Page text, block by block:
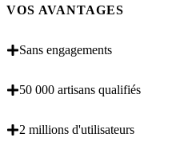
VOS AVANTAGES
Sans engagements
50 000 artisans qualifiés
2 millions d'utilisateurs